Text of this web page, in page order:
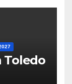
Toledo